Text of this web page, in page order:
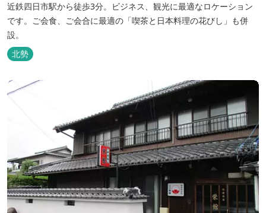
近鉄四日市駅から徒歩3分。ビジネス、観光に最適なロケーション
です。ご会食、ご会合に最適の「喫茶と日本料理の花びし」も併
設。
北勢